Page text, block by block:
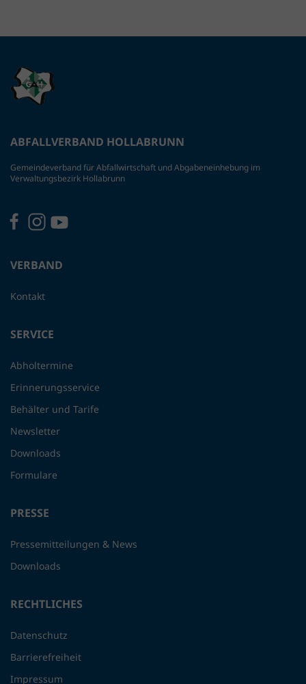
ABFALLVERBAND HOLLABRUNN
Gemeindeverband für Abfallwirtschaft und Abgabeneinhebung im
Verwaltungsbezirk Hollabrunn
VERBAND
Kontakt
SERVICE
Abholtermine
Erinnerungsservice
Behälter und Tarife
Newsletter
Downloads
Formulare
PRESSE
Pressemitteilungen & News
Downloads
RECHTLICHES
Datenschutz
Barrierefreiheit
Impressum